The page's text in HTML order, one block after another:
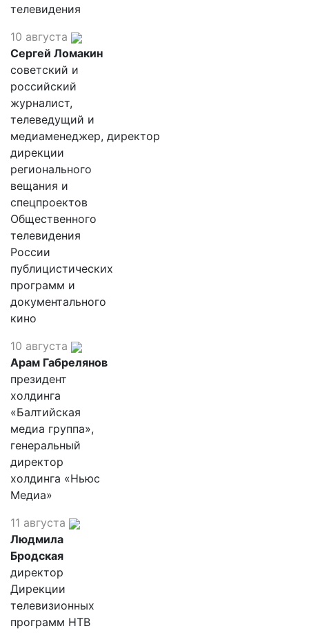
телевидения
10 августа
Сергей Ломакин
советский и
российский
журналист,
телеведущий и
медиаменеджер, директор
дирекции
регионального
вещания и
спецпроектов
Общественного
телевидения
России
публицистических
программ и
документального
кино
10 августа
Арам Габрелянов
президент
холдинга
«Балтийская
медиа группа»,
генеральный
директор
холдинга «Ньюс
Медиа»
11 августа
Людмила
Бродская
директор
Дирекции
телевизионных
программ НТВ